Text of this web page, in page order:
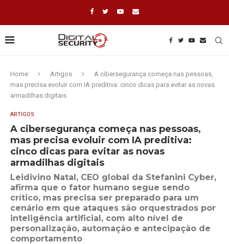
Home Artigos
A cibersegurança começa nas pessoas,
mas precisa evoluir com IA preditiva: cinco dicas para evitar as novas
armadilhas digitais
ARTIGOS
A cibersegurança começa nas pessoas,
mas precisa evoluir com IA preditiva:
cinco dicas para evitar as novas
armadilhas digitais
Leidivino Natal, CEO global da Stefanini Cyber,
afirma que o fator humano segue sendo
crítico, mas precisa ser preparado para um
cenário em que ataques são orquestrados por
inteligência artificial, com alto nível de
personalização, automação e antecipação de
comportamento